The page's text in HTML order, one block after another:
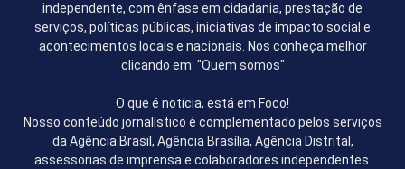
independente, com ênfase em cidadania, prestação de
serviços, políticas públicas, iniciativas de impacto social e
acontecimentos locais e nacionais. Nos conheça melhor
clicando em: "Quem somos"
O que é notícia, está em Foco!
Nosso conteúdo jornalístico é complementado pelos serviços
da Agência Brasil, Agência Brasília, Agência Distrital,
assessorias de imprensa e colaboradores independentes.